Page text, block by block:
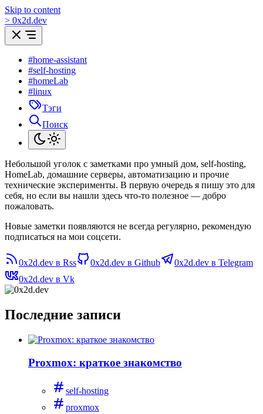
Skip to content
> 0x2d.dev
#home-assistant
#self-hosting
#homeLab
#linux
Тэги
Поиск
Небольшой уголок с заметками про умный дом, self-hosting,
HomeLab, домашние серверы, автоматизацию и прочие
технические эксперименты. В первую очередь я пишу это для
себя, но если вы нашли здесь что-то полезное — добро
пожаловать.
Новые заметки появляются не всегда регулярно, рекомендую
подписаться на мои соцсети.
0x2d.dev в Rss 0x2d.dev в Github
0x2d.dev в Telegram
0x2d.dev в Vk
Последние записи
Proxmox: краткое знакомство
self-hosting
proxmox